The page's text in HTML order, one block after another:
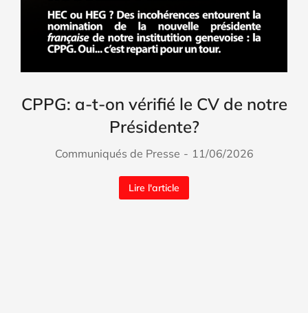
CPPG: a-t-on vérifié le CV de notre
Présidente?
Communiqués de Presse 11/06/2026
Lire l'article